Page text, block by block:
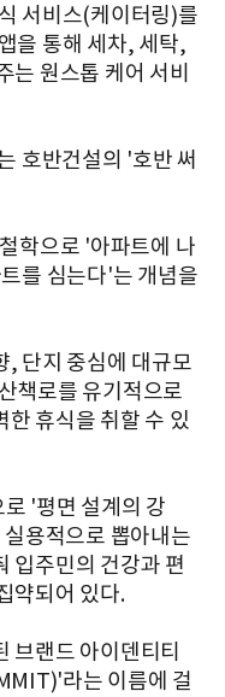
서비스(케이터링)를
을 통해 세차, 세탁,
는 원스톱 케어 서비
호반건설의 '호반 써
학으로 '아파트에 나
를 심는다'는 개념을
, 단지 중심에 대규모
책로를 유기적으로
한 휴식을 취할 수 있
'평면 설계의 강
용적으로 뽑아내는
입주민의 건강과 편
약되어 있다.
브랜드 아이덴티티
라는 이름에 걸